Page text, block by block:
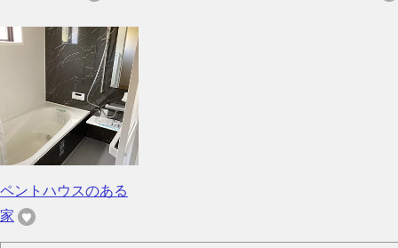
ペントハウスのある
家